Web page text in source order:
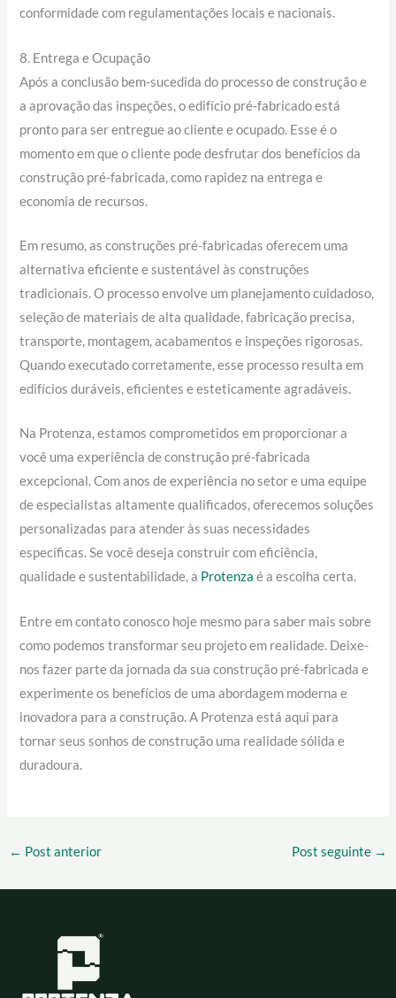
conformidade com regulamentações locais e nacionais.
8. Entrega e Ocupação
Após a conclusão bem-sucedida do processo de construção e
a aprovação das inspeções, o edifício pré-fabricado está
pronto para ser entregue ao cliente e ocupado. Esse é o
momento em que o cliente pode desfrutar dos benefícios da
construção pré-fabricada, como rapidez na entrega e
economia de recursos.
Em resumo, as construções pré-fabricadas oferecem uma
alternativa eficiente e sustentável às construções
tradicionais. O processo envolve um planejamento cuidadoso,
seleção de materiais de alta qualidade, fabricação precisa,
transporte, montagem, acabamentos e inspeções rigorosas.
Quando executado corretamente, esse processo resulta em
edifícios duráveis, eficientes e esteticamente agradáveis.
Na Protenza, estamos comprometidos em proporcionar a
você uma experiência de construção pré-fabricada
excepcional. Com anos de experiência no setor e uma equipe
de especialistas altamente qualificados, oferecemos soluções
personalizadas para atender às suas necessidades
específicas. Se você deseja construir com eficiência,
qualidade e sustentabilidade, a Protenza é a escolha certa.
Entre em contato conosco hoje mesmo para saber mais sobre
como podemos transformar seu projeto em realidade. Deixe-
nos fazer parte da jornada da sua construção pré-fabricada e
experimente os benefícios de uma abordagem moderna e
inovadora para a construção. A Protenza está aqui para
tornar seus sonhos de construção uma realidade sólida e
duradoura.
← Post anterior Post seguinte →